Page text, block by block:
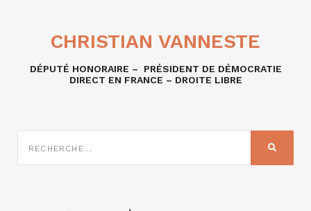
CHRISTIAN VANNESTE
DÉPUTÉ HONORAIRE – PRÉSIDENT DE DÉMOCRATIE
DIRECT EN FRANCE – DROITE LIBRE
SUR